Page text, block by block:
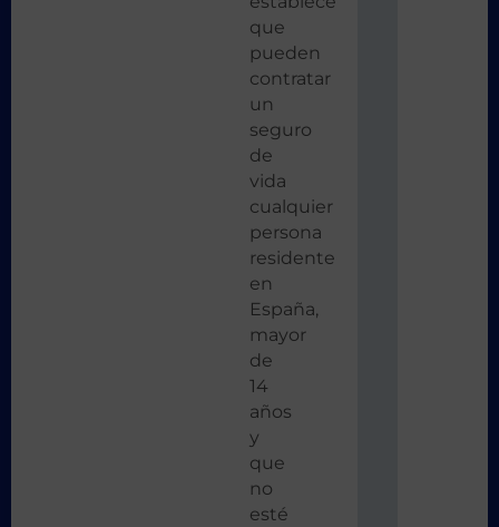
que
pueden
contratar
un
seguro
de
vida
cualquier
persona
residente
en
España,
mayor
de
14
años
y
que
no
esté